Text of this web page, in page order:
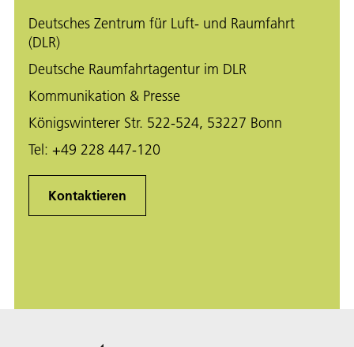
Deutsches Zentrum für Luft- und Raumfahrt
(DLR)
Deutsche Raumfahrtagentur im DLR
Kommunikation & Presse
Königswinterer Str. 522-524, 53227 Bonn
Tel: +49 228 447-120
Kontaktieren